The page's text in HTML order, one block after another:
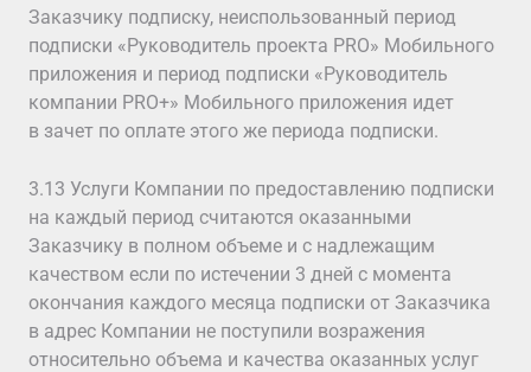
Заказчику подписку, неиспользованный период
подписки «Руководитель проекта PRO» Мобильного
приложения и период подписки «Руководитель
компании PRO+» Мобильного приложения идет
в зачет по оплате этого же периода подписки.
3.13 Услуги Компании по предоставлению подписки
на каждый период считаются оказанными
Заказчику в полном объеме и с надлежащим
качеством если по истечении 3 дней с момента
окончания каждого месяца подписки от Заказчика
в адрес Компании не поступили возражения
относительно объема и качества оказанных услуг